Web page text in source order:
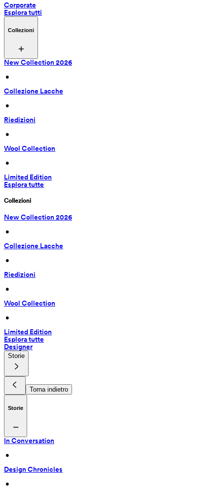
Corporate
Esplora tutti
Collezioni
New Collection 2026
•
Collezione Lacche
•
Riedizioni
•
Wool Collection
•
Limited Edition
Esplora tutte
Collezioni
New Collection 2026
•
Collezione Lacche
•
Riedizioni
•
Wool Collection
•
Limited Edition
Esplora tutte
Designer
Storie
Torna indietro
Storie
In Conversation
•
Design Chronicles
•